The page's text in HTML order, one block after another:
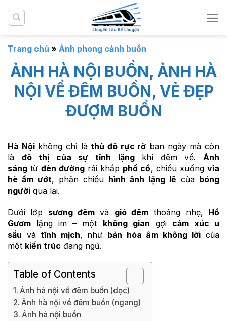
qua
dungTrang chủ » Ảnh phong cảnh buồn
ẢNH HÀ NỘI BUỒN, ẢNH HÀ
NỘI VỀ ĐÊM BUỒN, VẺ ĐẸP
ĐƯỢM BUỒN
Hà Nộikhông chỉ làthủ đô rực rỡ ban ngày mà còn
là đô thị của sự tĩnh lặngkhi đêm về.Ánh
sáng từ đèn đường rải khắp phố cổ, chiếu xuống vỉa
hè ẩm ướt, phản chiếu hình ảnh lặng lẽ của bóng
người qua lại.
Dưới lớp sương đêm và gió đêm thoảng nhẹ, Hồ
Gươm lặng im – một không gian gợi cảm xúc u
sầu vàtĩnh mịch, như bản hòa âm không lời của
một kiến trúc đang ngủ.
Table of Contents
Ảnh hà nội về đêm buồn (dọc)
Ảnh hà nội về đêm buồn (ngang)
Ảnh hà nội buồn